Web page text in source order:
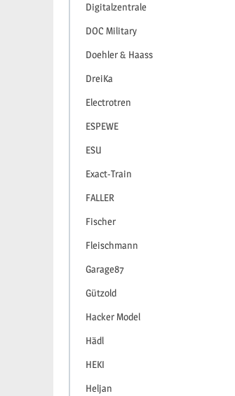
Digitalzentrale
DOC Military
Doehler & Haass
DreiKa
Electrotren
ESPEWE
ESU
Exact-Train
FALLER
Fischer
Fleischmann
Garage87
Gützold
Hacker Model
Hädl
HEKI
Heljan